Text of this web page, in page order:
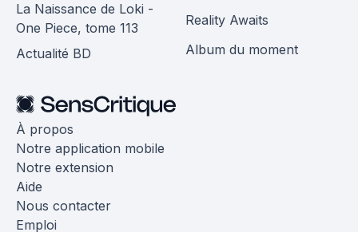
La Naissance de Loki -
One Piece, tome 113
Actualité BD
Reality Awaits
Album du moment
À propos
Notre application mobile
Notre extension
Aide
Nous contacter
Emploi